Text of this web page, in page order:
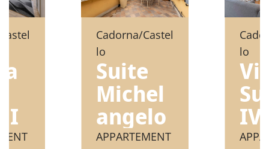
I
Cadorna/Castel
lo
Suite
Michel
angelo
APPARTEMENT
lo
IV